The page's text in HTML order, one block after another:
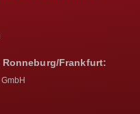
Frankfurt: